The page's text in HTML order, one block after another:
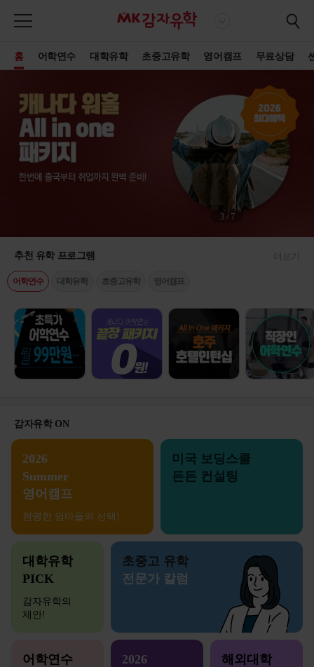
홈 어학연수 대학유학 초중고유학 영어캠프 무료상담
4/ 7
추천 유학 프로그램 더보기
어학연수 대학유학 초중고유학 영어캠프
감자유학 ON
2026
Summer
영어캠프
현명한 엄마들의 선택!
미국 보딩스쿨
든든 컨설팅
대학유학
PICK
감자유학의
제안!
초중고 유학
전문가 칼럼
어학연수
2026
해외대학